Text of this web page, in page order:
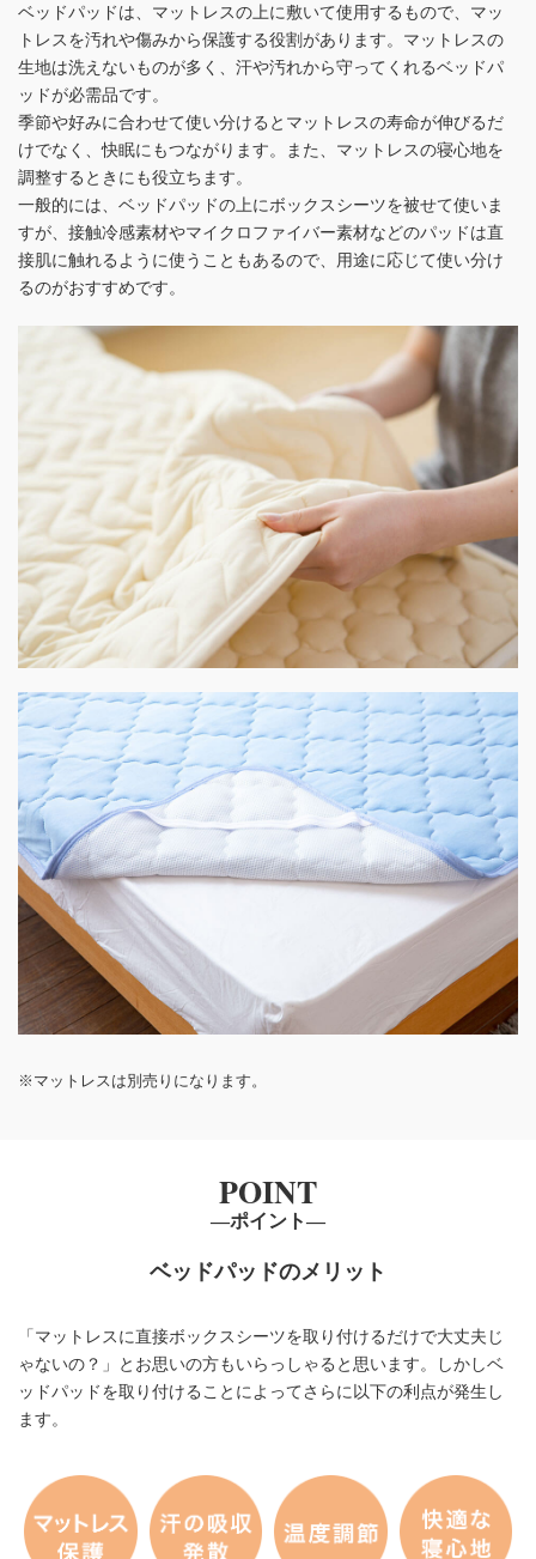
ベッドパッドは、マットレスの上に敷いて使用するもので、 マッ
トレスを汚れや傷みから保護する役割があります。 マットレスの
生地は洗えないものが多く、汗や汚れから守ってくれるベッドパ
ッドが必需品です。
季節や好みに合わせて使い分けるとマットレスの寿命が伸びるだ
けでなく、快眠にもつながります。
また、マットレスの寝心地を
調整するときにも役立ちます。
一般的には、ベッドパッドの上にボックスシーツを被せて使いま
すが、 接触冷感素材やマイクロファイバー素材などのパッドは直
接肌に触れるように使うこともあるので、
用途に応じて使い分け
るのがおすすめです。
※マットレスは別売りになります。
POINT
―ポイント―
ベッドパッドのメリット
「マットレスに直接ボックスシーツを取り付けるだけで大丈夫じ
ゃないの？」とお思いの方もいらっしゃると思います。しかしベ
ッドパッドを取り付けることによってさらに以下の利点が発生し
ます。